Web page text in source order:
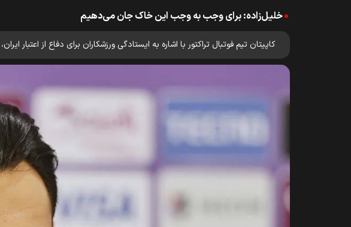
خلیل‌زاده: برای وجب به وجب این خاک جان می‌دهیم
کاپیتان تیم فوتبال تراکتور با اشاره به ایستادگی ورزشکاران برای دفاع از